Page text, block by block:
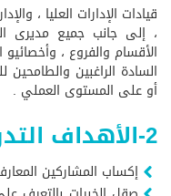
قيادات الإدارات العليا ،
، إلى جانب جميع مديرى
الأقسام والفروع ، وأخصائيو
السادة الراغبين
أو على المستوى العملي .
2-الأهداف التدريبية
إكساب المشاركين